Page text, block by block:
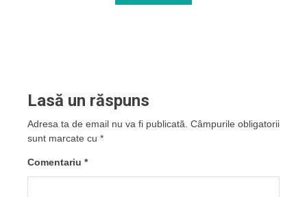
Lasă un răspuns
Adresa ta de email nu va fi publicată. Câmpurile obligatorii
sunt marcate cu *
Comentariu *